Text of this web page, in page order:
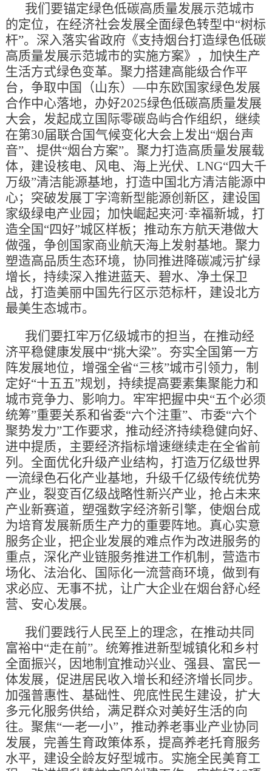
我们要锚定绿色低碳高质量发展示范城市
的定位，在经济社会发展全面绿色转型中“树标
杆”。深入落实省政府《支持烟台打造绿色低碳
高质量发展示范城市的实施方案》，加快生产
生活方式绿色变革。聚力搭建高能级合作平
台，争取中国（山东）—中东欧国家绿色发展
合作中心落地，办好2025绿色低碳高质量发展
大会，发起成立国际零碳岛屿合作组织，继续
在第30届联合国气候变化大会上发出“烟台声
音”、提供“烟台方案”。聚力打造高质量发展载
体，建设核电、风电、海上光伏、LNG“四大千
万级”清洁能源基地，打造中国北方清洁能源中
心；突破发展丁字湾新型能源创新区，建设国
家级绿电产业园；加快崛起夹河·幸福新城，打
造全国“四好”城区样板；推动东方航天港做大
做强，争创国家商业航天海上发射基地。聚力
塑造高品质生态环境，协同推进降碳减污扩绿
增长，持续深入推进蓝天、碧水、净土保卫
战，打造美丽中国先行区示范标杆，建设北方
最美生态城市。
我们要扛牢万亿级城市的担当，在推动经
济平稳健康发展中“挑大梁”。夯实全国第一方
阵发展地位，增强全省“三核”城市引领力，制
定好“十五五”规划，持续提高要素集聚能力和
城市竞争力、影响力。牢牢把握中央“五个必须
统筹”重要关系和省委“六个注重”、市委“六个
聚势发力”工作要求，推动经济持续稳健向好、
进中提质，主要经济指标增速继续走在全省前
列。全面优化升级产业结构，打造万亿级世界
一流绿色石化产业基地，升级千亿级传统优势
产业，裂变百亿级战略性新兴产业，抢占未来
产业新赛道，塑强数字经济新引擎，使烟台成
为培育发展新质生产力的重要阵地。真心实意
服务企业，把企业发展的难点作为改进服务的
重点，深化产业链服务推进工作机制，营造市
场化、法治化、国际化一流营商环境，做到有
求必应、无事不扰，让广大企业在烟台舒心经
营、安心发展。
我们要践行人民至上的理念，在推动共同
富裕中“走在前”。统筹推进新型城镇化和乡村
全面振兴，因地制宜推动兴业、强县、富民一
体发展，促进居民收入增长和经济增长同步。
加强普惠性、基础性、兜底性民生建设，扩大
多元化服务供给，满足群众对美好生活的向
往。聚焦“一老一小”，推动养老事业产业协同
发展，完善生育政策体系，提高养老托育服务
水平，建设全龄友好型城市。实施全民美育工